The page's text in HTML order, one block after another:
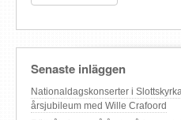
Senaste inläggen
Nationaldagskonserter i
årsjubileum med Wille Crafoord